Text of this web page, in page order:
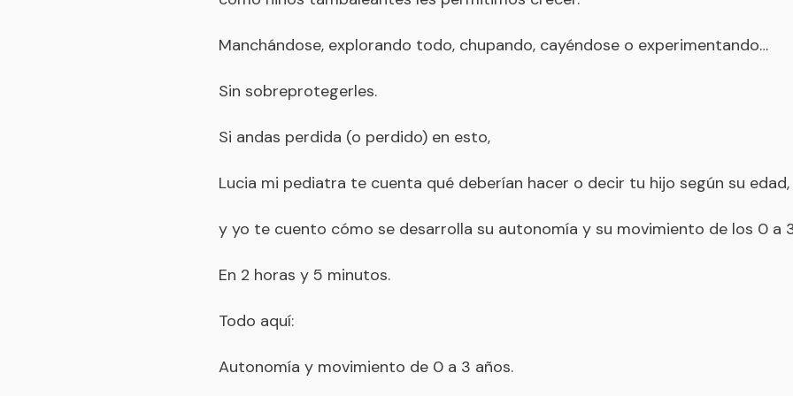
Manchándose, explorando todo, chupando, cayéndose o experimentando…
Sin sobreprotegerles.
Si andas perdida (o perdido) en esto,
Lucia mi pediatra te cuenta qué deberían hacer o decir tu hijo según su edad,
y yo te cuento cómo se desarrolla su autonomía y su movimiento de los 0 a
En 2 horas y 5 minutos.
Todo aquí:
Autonomía y movimiento de 0 a 3 años.